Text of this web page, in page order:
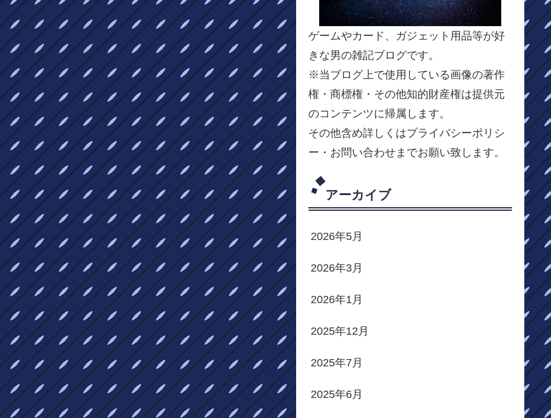
ゲームやカード、ガジェット用品等が好
きな男の雑記ブログです。
※当ブログ上で使用している画像の著作
権・商標権・その他知的財産権は提供元
のコンテンツに帰属します。
その他含め詳しくはプライバシーポリシ
ー・お問い合わせまでお願い致します。
アーカイブ
2026年5月
2026年3月
2026年1月
2025年12月
2025年7月
2025年6月